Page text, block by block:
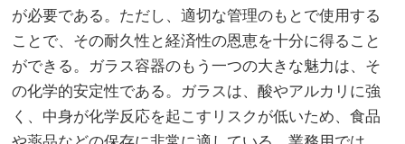
が必要である。ただし、適切な管理のもとで使用する
ことで、その耐久性と経済性の恩恵を十分に得ること
ができる。ガラス容器のもう一つの大きな魅力は、そ
の化学的安定性である。ガラスは、酸やアルカリに強
く、中身が化学反応を起こすリスクが低いため、食品